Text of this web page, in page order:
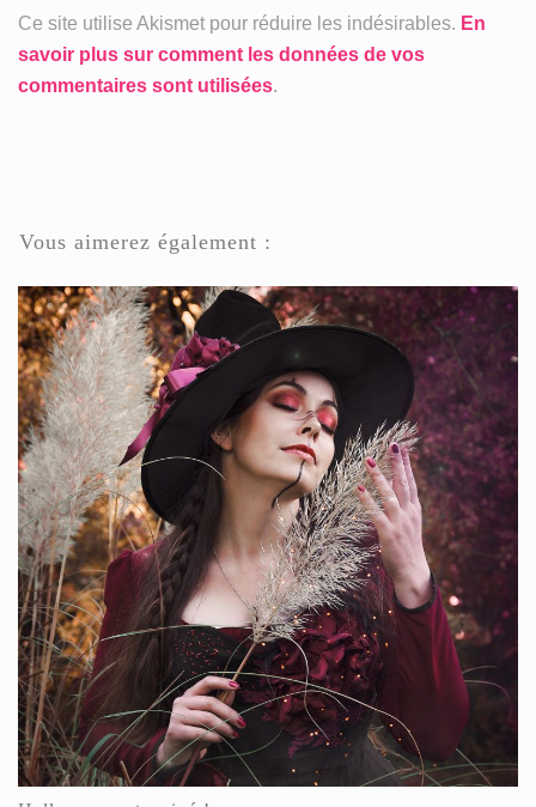
Ce site utilise Akismet pour réduire les indésirables. En
savoir plus sur comment les données de vos
commentaires sont utilisées.
Vous aimerez également :